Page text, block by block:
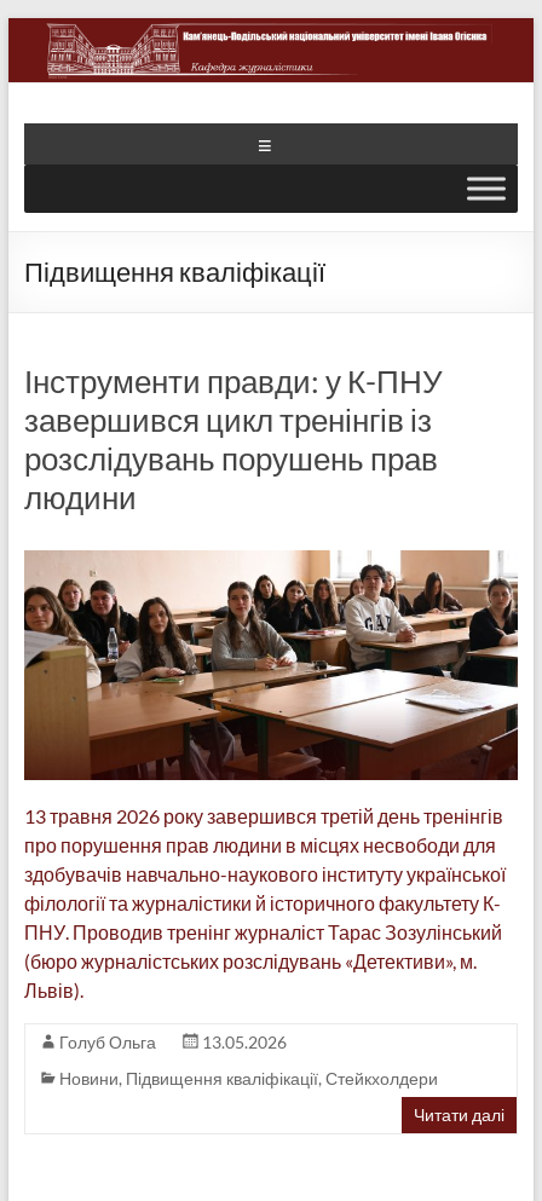
Підвищення кваліфікації
Інструменти правди: у К-ПНУ
завершився цикл тренінгів із
розслідувань порушень прав
людини
13 травня 2026 року завершився третій день тренінгів
про порушення прав людини в місцях несвободи для
здобувачів навчально-наукового інституту української
філології та журналістики й історичного факультету К-
ПНУ. Проводив тренінг журналіст Тарас Зозулінський
(бюро журналістських розслідувань «Детективи», м.
Львів).
Голуб Ольга
13.05.2026
Новини, Підвищення кваліфікації,Стейкхолдери
Читати далі